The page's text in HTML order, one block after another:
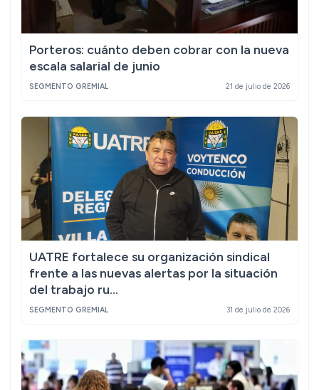
Porteros: cuánto deben cobrar con la nueva
escala salarial de junio
SEGMENTO GREMIAL 21 de julio de 2026
UATRE fortalece su organización sindical
frente a las nuevas alertas por la situación
del trabajo ru...
SEGMENTO GREMIAL 31 de julio de 2026